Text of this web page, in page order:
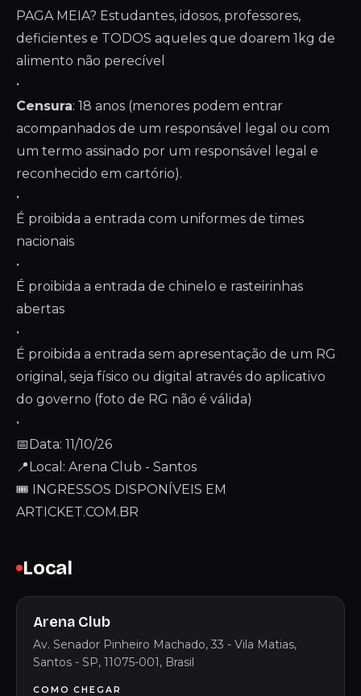
PAGA MEIA? Estudantes, idosos, professores,
deficientes e TODOS aqueles que doarem 1kg de
alimento não perecível
•
Censura: 18 anos (menores podem entrar
acompanhados de um responsável legal ou com
um termo assinado por um responsável legal e
reconhecido em cartório).
•
É proibida a entrada com uniformes de times
nacionais
•
É proibida a entrada de chinelo e rasteirinhas
abertas
•
É proibida a entrada sem apresentação de um RG
original, seja físico ou digital através do aplicativo
do governo (foto de RG não é válida)
•
📅Data: 11/10/26
📍Local: Arena Club - Santos
🎟 INGRESSOS DISPONÍVEIS EM
ARTICKET.COM.BR
Local
Arena Club
Av. Senador Pinheiro Machado, 33 - Vila Matias,
Santos - SP, 11075-001, Brasil
COMO CHEGAR